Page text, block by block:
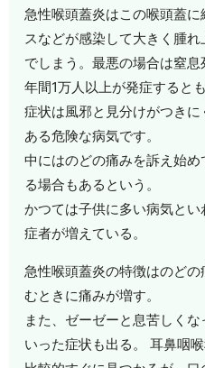
急性喉頭蓋炎はこの喉頭蓋
スなどが感染して大きく腫
でしまう。最悪の場合は窒息
年間1万人以上が発症すると
症状は風邪と見分けがつき
ある危険な病気です。
中にはのどの痛みを訴え始
る場合もあるという。
かつては子供に多い病気と
症者が増えている。
急性喉頭蓋炎の特徴はのど
むときに痛みが増す。
また、ゼーゼーと息苦しく
いった症状も出る。 耳鼻咽